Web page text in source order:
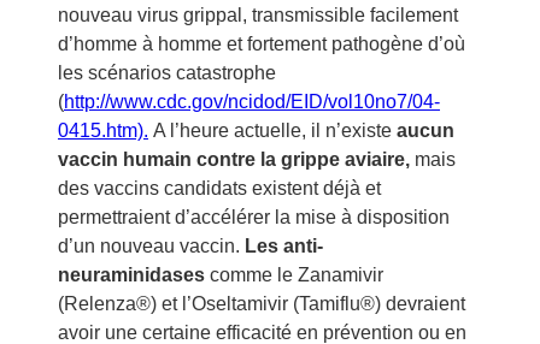
nouveau virus grippal, transmissible facilement
d’homme à homme et fortement pathogène d’où
les scénarios catastrophe
(http://www.cdc.gov/ncidod/EID/vol10no7/04-
0415.htm). A l’heure actuelle, il n’existe aucun
vaccin humain contre la grippe aviaire, mais
des vaccins candidats existent déjà et
permettraient d’accélérer la mise à disposition
d’un nouveau vaccin. Les anti-
neuraminidases comme le Zanamivir
(Relenza®) et l’Oseltamivir (Tamiflu®) devraient
avoir une certaine efficacité en prévention ou en